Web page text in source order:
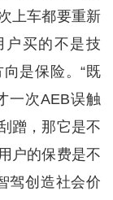
上车都要重新
户买的不是技
是保险。“既
一次AEB误触
蹭，那它是不
户的保费是不
驾创造社会价